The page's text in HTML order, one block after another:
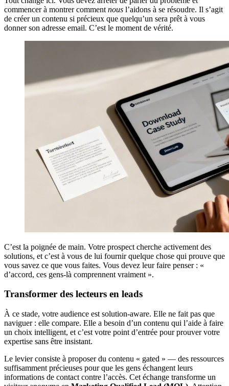
commencer à montrer comment nous l’aidons à se résoudre. Il s’agit
de créer un contenu si précieux que quelqu’un sera prêt à vous
donner son adresse email. C’est le moment de vérité.
C’est la poignée de main. Votre prospect cherche activement des
solutions, et c’est à vous de lui fournir quelque chose qui prouve que
vous savez ce que vous faites. Vous devez leur faire penser : «
d’accord, ces gens-là comprennent vraiment ».
Transformer des lecteurs en leads
À ce stade, votre audience est solution-aware. Elle ne fait pas que
naviguer : elle compare. Elle a besoin d’un contenu qui l’aide à faire
un choix intelligent, et c’est votre point d’entrée pour prouver votre
expertise sans être insistant.
Le levier consiste à proposer du contenu « gated » — des ressources
suffisamment précieuses pour que les gens échangent leurs
informations de contact contre l’accès. Cet échange transforme un